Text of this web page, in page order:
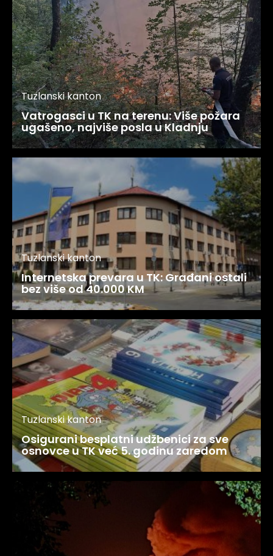
Tuzlanski kanton
Vatrogasci u TK na terenu: Više požara
ugašeno, najviše posla u Kladnju
Tuzlanski kanton
Internetska prevara u TK: Građani ostali
bez više od 40.000 KM
Tuzlanski kanton
Osigurani besplatni udžbenici za sve
osnovce u TK već 5. godinu zaredom